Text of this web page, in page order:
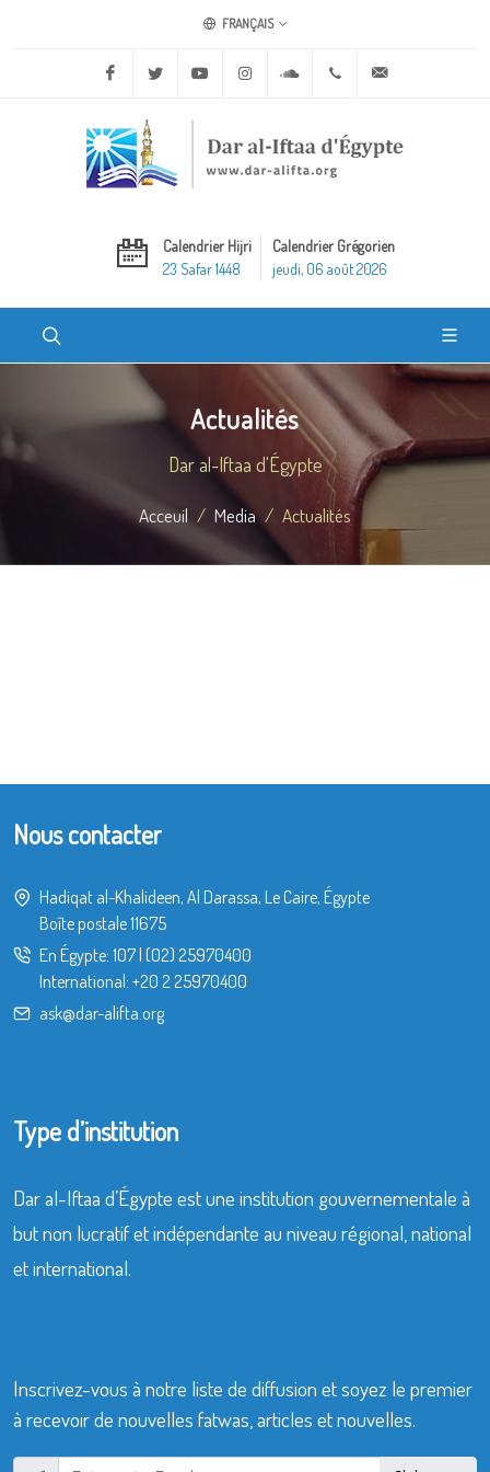
FRANÇAIS
Facebook Twitter Youtube Instagram Soundcloud+20 2 25970400
Calendrier Hijri
23 Safar 1448
Calendrier Grégorien
jeudi, 06 août 2026
Actualités
Dar al-Iftaa d'Égypte
Acceuil Media Actualités
Nous contacter
Hadiqat al-Khalideen, Al Darassa, Le Caire, Égypte
Boîte postale 11675
En Égypte: 107 (02) 25970400
International: +20 2 25970400
ask@dar-alifta.org
Type d’institution
Dar al-Iftaa d’Égypte est une institution gouvernementale à
but non lucratif et indépendante au niveau régional, national
et international.
Inscrivez-vous à notre liste de diffusion et soyez le premier
à recevoir de nouvelles fatwas, articles et nouvelles.